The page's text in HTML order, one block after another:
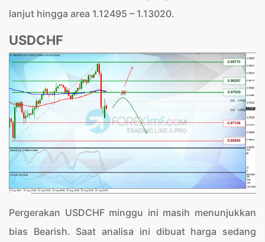
lanjut hingga area 1.12495 – 1.13020.
USDCHF
Pergerakan USDCHF minggu ini masih menunjukkan
bias Bearish. Saat analisa ini dibuat harga sedang